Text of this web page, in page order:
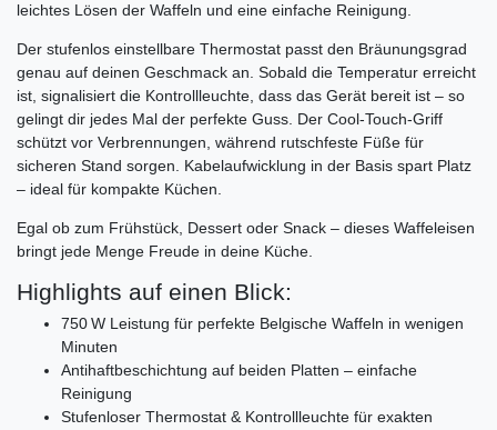
leichtes Lösen der Waffeln und eine einfache Reinigung.
Der stufenlos einstellbare Thermostat passt den Bräunungsgrad
genau auf deinen Geschmack an. Sobald die Temperatur erreicht
ist, signalisiert die Kontrollleuchte, dass das Gerät bereit ist – so
gelingt dir jedes Mal der perfekte Guss. Der Cool-Touch-Griff
schützt vor Verbrennungen, während rutschfeste Füße für
sicheren Stand sorgen. Kabelaufwicklung in der Basis spart Platz
– ideal für kompakte Küchen.
Egal ob zum Frühstück, Dessert oder Snack – dieses Waffeleisen
bringt jede Menge Freude in deine Küche.
Highlights auf einen Blick:
750 W Leistung für perfekte Belgische Waffeln in wenigen
Minuten
Antihaftbeschichtung auf beiden Platten – einfache
Reinigung
Stufenloser Thermostat & Kontrollleuchte für exakten